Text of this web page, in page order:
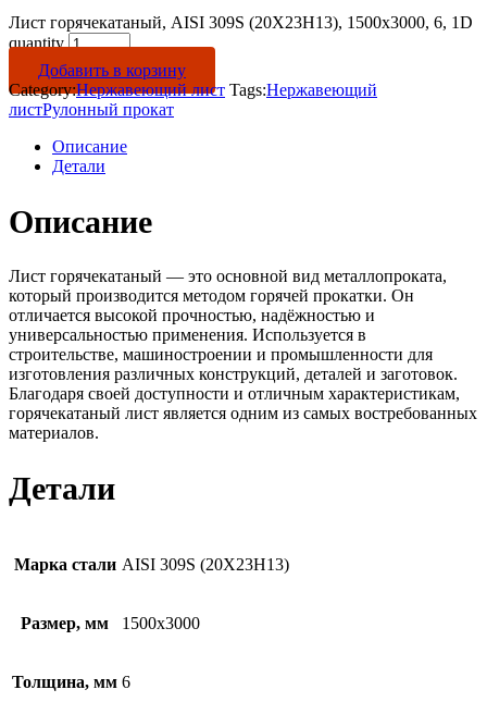
Лист горячекатаный, AISI 309S (20Х23Н13), 1500х3000, 6, 1D
quantity
Добавить в корзину
Category:Нержавеющий лист Tags:Нержавеющий
листРулонный прокат
Описание
Детали
Описание
Лист горячекатаный — это основной вид металлопроката,
который производится методом горячей прокатки. Он
отличается высокой прочностью, надёжностью и
универсальностью применения. Используется в
строительстве, машиностроении и промышленности для
изготовления различных конструкций, деталей и заготовок.
Благодаря своей доступности и отличным характеристикам,
горячекатаный лист является одним из самых востребованных
материалов.
Детали
Марка стали AISI 309S (20Х23Н13)
Размер, мм 1500х3000
Толщина, мм 6